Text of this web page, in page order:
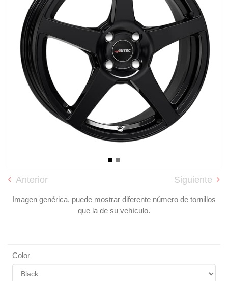
Anterior Siguiente
Imagen genérica, puede mostrar diferente número de tornillos
que la de su vehículo.
Color